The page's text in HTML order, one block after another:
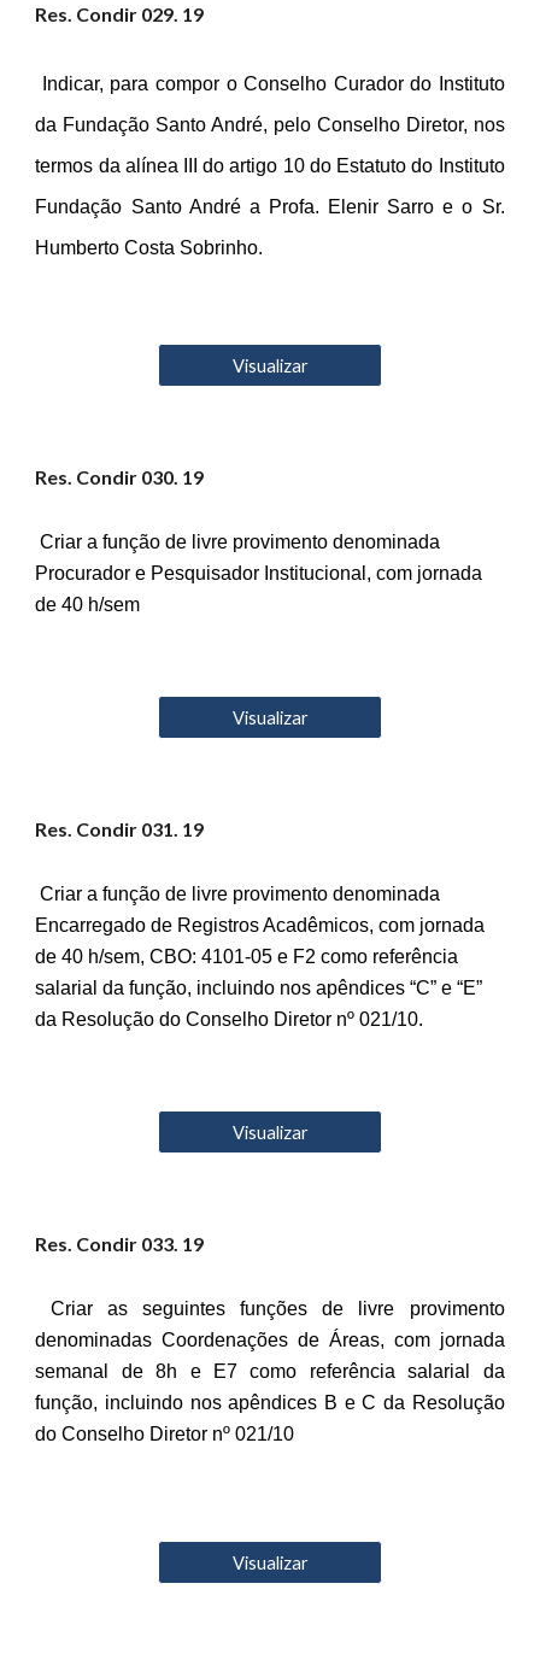
Res. Condir 029. 19
Indicar, para compor o Conselho Curador do Instituto
da Fundação Santo André, pelo Conselho Diretor, nos
termos da alínea III do artigo 10 do Estatuto do Instituto
Fundação Santo André a Profa. Elenir Sarro e o Sr.
Humberto Costa Sobrinho.
Visualizar
Res. Condir 030. 19
Criar a função de livre provimento denominada
Procurador e Pesquisador Institucional, com jornada
de 40 h/sem
Visualizar
Res. Condir 031. 19
Criar a função de livre provimento denominada
Encarregado de Registros Acadêmicos, com jornada
de 40 h/sem, CBO: 4101-05 e F2 como referência
salarial da função, incluindo nos apêndices “C” e “E”
da Resolução do Conselho Diretor nº 021/10.
Visualizar
Res. Condir 033. 19
Criar as seguintes funções de livre provimento
denominadas Coordenações de Áreas, com jornada
semanal de 8h e E7 como referência salarial da
função, incluindo nos apêndices B e C da Resolução
do Conselho Diretor nº 021/10
Visualizar